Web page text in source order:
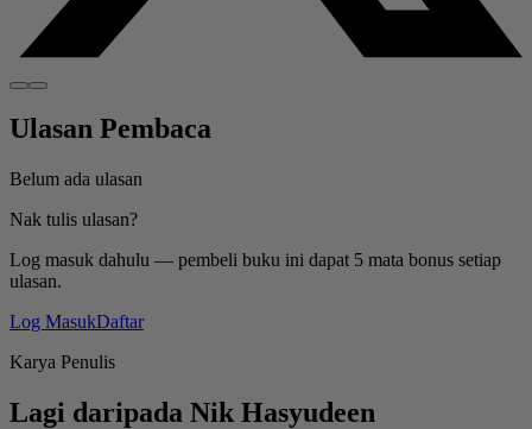
Ulasan Pembaca
Belum ada ulasan
Nak tulis ulasan?
Log masuk dahulu — pembeli buku ini dapat 5 mata bonus setiap
ulasan.
Log MasukDaftar
Karya Penulis
Lagi daripada Nik Hasyudeen